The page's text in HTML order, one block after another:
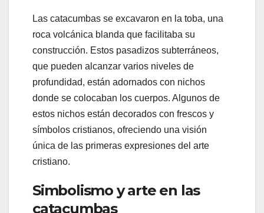
Las catacumbas se excavaron en la toba, una
roca volcánica blanda que facilitaba su
construcción. Estos pasadizos subterráneos,
que pueden alcanzar varios niveles de
profundidad, están adornados con nichos
donde se colocaban los cuerpos. Algunos de
estos nichos están decorados con frescos y
símbolos cristianos, ofreciendo una visión
única de las primeras expresiones del arte
cristiano.
Simbolismo y arte en las
catacumbas